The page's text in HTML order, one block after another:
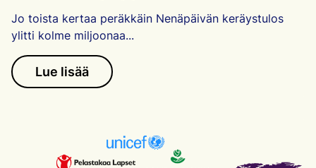
Jo toista kertaa peräkkäin Nenäpäivän keräystulos
ylitti kolme miljoonaa...
Lue lisää